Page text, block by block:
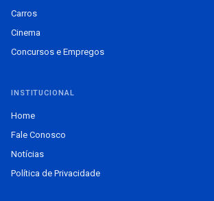
Carros
Cinema
Concursos e Empregos
INSTITUCIONAL
Home
Fale Conosco
Notícias
Política de Privacidade